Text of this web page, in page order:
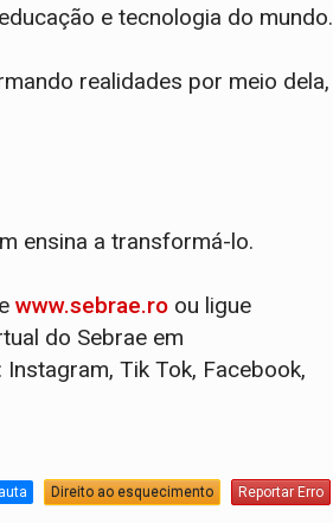
e tecnologia do mundo.
realidades por meio dela,
ensina a transformá-lo.
www.sebrae.ro ou ligue
do Sebrae em
Tik Tok, Facebook,
Direito ao esquecimento Reportar Erro